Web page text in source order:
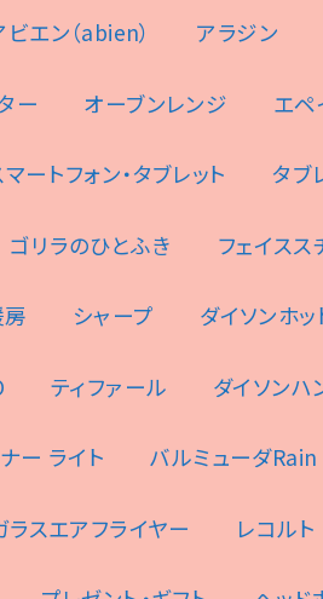
ビエン（abien） アラジン
ー オーブンレンジ エペ
ートフォン・タブレット タブ
ゴリラのひとふき フェイス
シャープ ダイソンホ
ティファール ダイソンハ
ー ライト バルミューダRain
ラスエアフライヤー レコルト